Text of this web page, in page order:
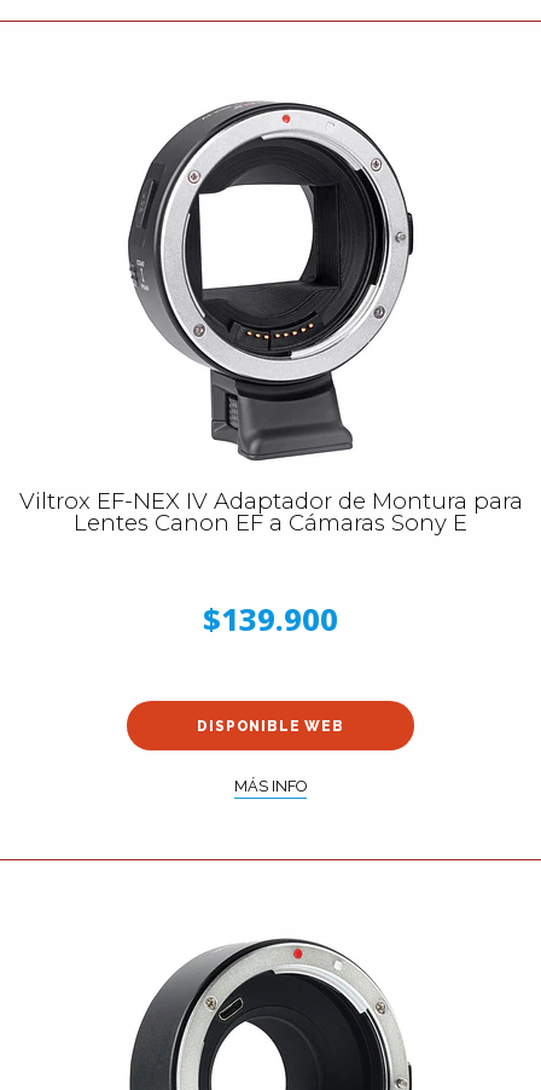
Viltrox EF-NEX IV Adaptador de Montura para
Lentes Canon EF a Cámaras Sony E
$139.900
DISPONIBLE WEB
MÁS INFO